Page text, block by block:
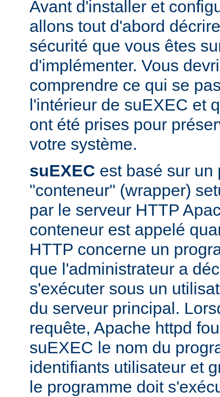
Avant d'installer et
allons tout d'abord
sécurité que vous êtes
d'implémenter. Vous
comprendre ce qui se
l'intérieur de suEXEC et
ont été prises pour
votre système.
suEXEC est basé sur un
"conteneur" (wrapper)
par le serveur HTTP
conteneur est appelé
HTTP concerne un
que l'administrateur a
s'exécuter sous un
du serveur principal.
requête, Apache httpd
suEXEC le nom du
identifiants utilisateur et
le programme doit